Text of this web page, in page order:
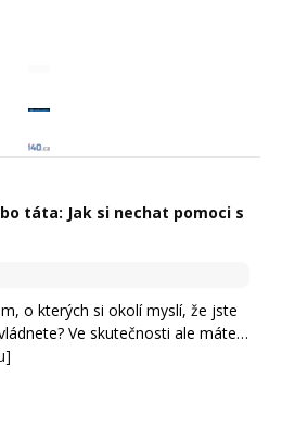
táta: Jak si nechat pomoci s
o kterých si okolí myslí, že jste
Ve skutečnosti ale máte…